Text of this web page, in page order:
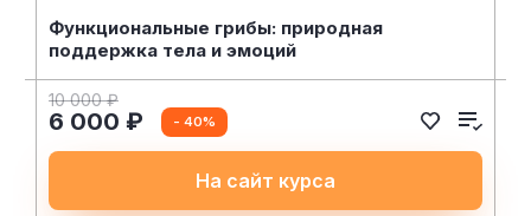
Функциональные грибы: природная
поддержка тела и эмоций
10 000 ₽
6 000 ₽ - 40%
На сайт курса